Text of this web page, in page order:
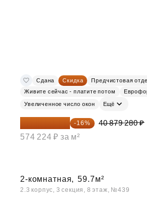
Сдана Скидка
Предчистовая
Живите сейчас - платите потом
Увеличенное число окон Ещё
34 338 595 ₽ -16%
40 879 280 ₽
574 224 ₽ за м²
2-комнатная, 59.7м²
2.3 корпус, 3 секция, 8 этаж, №439